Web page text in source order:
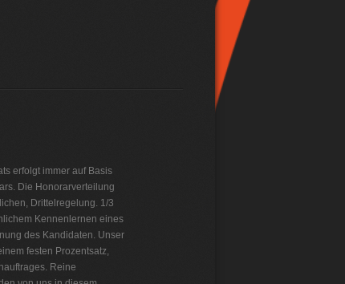
erfolgt immer auf Basis
Die Honorarverteilung
Drittelregelung. 1/3
Kennenlernen eines
des Kandidaten. Unser
festen Prozentsatz,
Reine